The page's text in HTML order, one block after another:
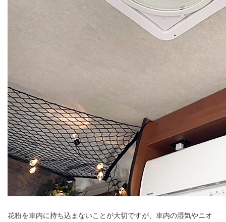
花粉を車内に持ち込まないことが大切ですが、車内の湿気やニオ